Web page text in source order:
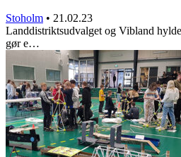
Stoholm • 21.02.23
Landdistriktsudvalget og Vibland
gør e…